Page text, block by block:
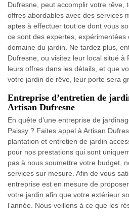
Dufresne, peut accomplir votre rêve,
offres abordables avec des services
aptes à effectuer tout ce dont vous
ce sont des expertes, expérimentées
domaine du jardin. Ne tardez plus,
Dufresne, ou visitez leur local situé à
leurs offres dans les détails, et que
votre jardin de rêve, leur porte sera
Entreprise d’entretien de
Artisan Dufresne
En quête d’une entreprise de
Paissy ? Faites appel à Artisan
plantation et entretien de jardin
pour nos prestations qui sont
pas à nous soumettre votre budget,
services sur mesure. Afin de vous
entreprise est en mesure de
votre jardin afin que votre extérieur
l’année. Nous veillons à ce que les